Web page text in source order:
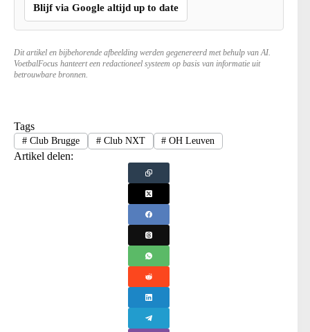
Blijf via Google altijd up to date
Dit artikel en bijbehorende afbeelding werden gegenereerd met behulp van AI.
VoetbalFocus hanteert een redactioneel systeem op basis van informatie uit
betrouwbare bronnen.
Tags
#Club Brugge #Club NXT # OH Leuven
Artikel delen: